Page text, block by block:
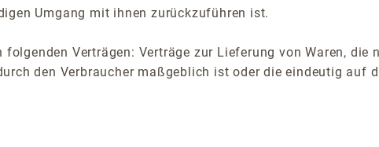
Umgang mit ihnen zurückzuführen ist.
Verträgen: Verträge zur Lieferung von Waren,
den Verbraucher maßgeblich ist oder die eindeutig auf